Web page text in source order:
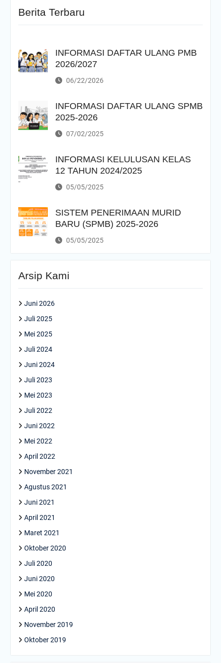
Berita Terbaru
INFORMASI DAFTAR ULANG PMB
2026/2027
06/22/2026
INFORMASI DAFTAR ULANG SPMB
2025-2026
07/02/2025
INFORMASI KELULUSAN KELAS
12 TAHUN 2024/2025
05/05/2025
SISTEM PENERIMAAN MURID
BARU (SPMB) 2025-2026
05/05/2025
Arsip Kami
Juni 2026
Juli 2025
Mei 2025
Juli 2024
Juni 2024
Juli 2023
Mei 2023
Juli 2022
Juni 2022
Mei 2022
April 2022
November 2021
Agustus 2021
Juni 2021
April 2021
Maret 2021
Oktober 2020
Juli 2020
Juni 2020
Mei 2020
April 2020
November 2019
Oktober 2019